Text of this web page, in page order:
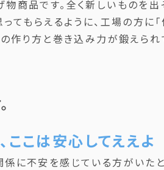
商品です。全く新しいものを出
もらえるように、工場の方に「
の作り方と巻き込み力が鍛えら
ここは安心してええよ
に不安を感じている方がいたと